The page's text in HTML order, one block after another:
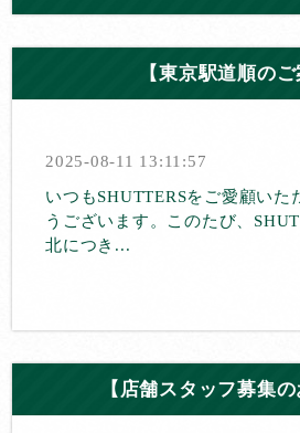
【東京駅道順のご
2025-08-11 13:11:57
いつもSHUTTERSをご愛顧いた
うございます。このたび、
北につき...
【店舗スタッフ募集の